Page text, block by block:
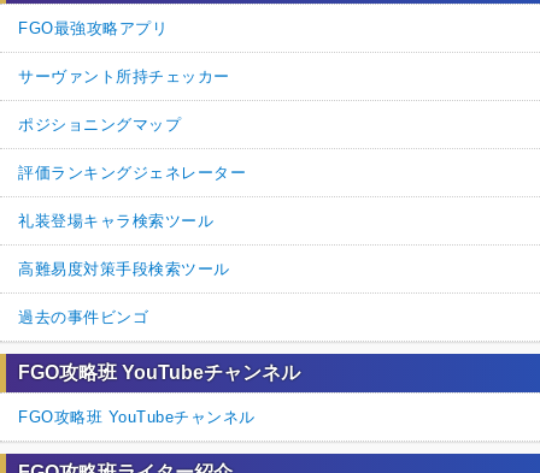
FGO最強攻略アプリ
サーヴァント所持チェッカー
ポジショニングマップ
評価ランキングジェネレーター
礼装登場キャラ検索ツール
高難易度対策手段検索ツール
過去の事件ビンゴ
FGO攻略班 YouTubeチャンネル
FGO攻略班 YouTubeチャンネル